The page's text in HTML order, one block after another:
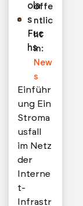
ola
s
Fuc
hs
öffe
ntlic
ht
in:
New
s
Einführ
ung Ein
Stroma
usfall
im Netz
der
Interne
t-
Infrastr